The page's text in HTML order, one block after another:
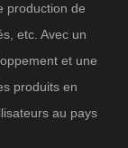
production de
etc. Avec un
et une
produits en
au pays